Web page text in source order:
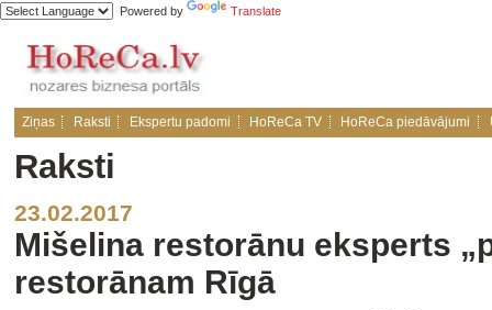
Powered by Translate
Ziņas Raksti Ekspertu padomi HoReCa TV HoReCa piedāvājumi
Raksti
23.02.2017
Mišelina restorānu eksperts
restorānam Rīgā